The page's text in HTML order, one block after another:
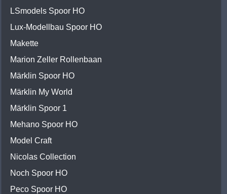
LSmodels Spoor HO
Lux-Modellbau Spoor HO
Makette
Marion Zeller Rollenbaan
Märklin Spoor HO
Märklin My World
Märklin Spoor 1
Mehano Spoor HO
Model Craft
Nicolas Collection
Noch Spoor HO
Peco Spoor HO